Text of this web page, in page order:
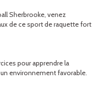
Sherbrooke, venez
de ce sport de raquette fort
pour apprendre la
environnement favorable.